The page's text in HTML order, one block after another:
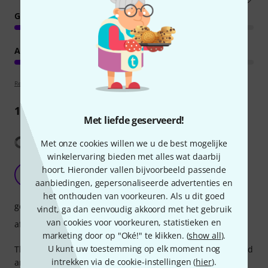
Met liefde geserveerd!
Met onze cookies willen we u de best mogelijke
winkelervaring bieden met alles wat daarbij
hoort. Hieronder vallen bijvoorbeeld passende
aanbiedingen, gepersonaliseerde advertenties en
het onthouden van voorkeuren. Als u dit goed
vindt, ga dan eenvoudig akkoord met het gebruik
van cookies voor voorkeuren, statistieken en
marketing door op "Oké!" te klikken. (show all).
U kunt uw toestemming op elk moment nog
intrekken via de cookie-instellingen (hier).
GELUID
AFWERKING
Review richtlijnen
1Recensie
Vertaling tonen
Perfect
eeeeeeeeeeeeeeee 12.12.2022
Those strings are perfect if you are looking for a more round
and inside sound that the gut gives, but without the
geluid
afwerking